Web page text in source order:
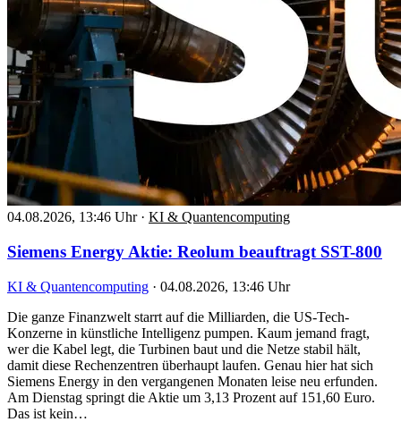
04.08.2026, 13:46 Uhr · KI & Quantencomputing
Siemens Energy Aktie: Reolum beauftragt SST-800
KI & Quantencomputing · 04.08.2026, 13:46 Uhr
Die ganze Finanzwelt starrt auf die Milliarden, die US-Tech-
Konzerne in künstliche Intelligenz pumpen. Kaum jemand fragt,
wer die Kabel legt, die Turbinen baut und die Netze stabil hält,
damit diese Rechenzentren überhaupt laufen. Genau hier hat sich
Siemens Energy in den vergangenen Monaten leise neu erfunden.
Am Dienstag springt die Aktie um 3,13 Prozent auf 151,60 Euro.
Das ist kein…